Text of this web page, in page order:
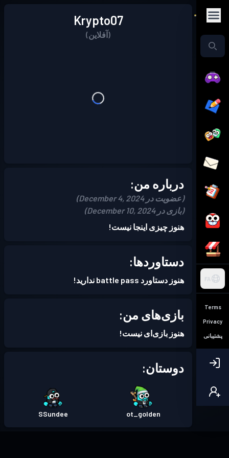
FA
Terms
Privacy
پشتیبانی
Krypto07
(آفلاین)
درباره من:
(عضویت در December 4, 2024)
(بازی در December 10, 2024)
هنوز چیزی اینجا نیست!
دستاوردها:
هنوز دستاورد battle pass ندارید!
بازی‌های من:
هنوز بازی‌ای نیست!
دوستان:
ot_golden
SSundee